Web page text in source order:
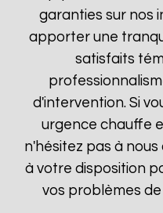
garanties sur nos
apporter une
satisfaits
d'intervention. Si
urgence chauffe
n'hésitez pas à
à votre disposition
vos problèmes